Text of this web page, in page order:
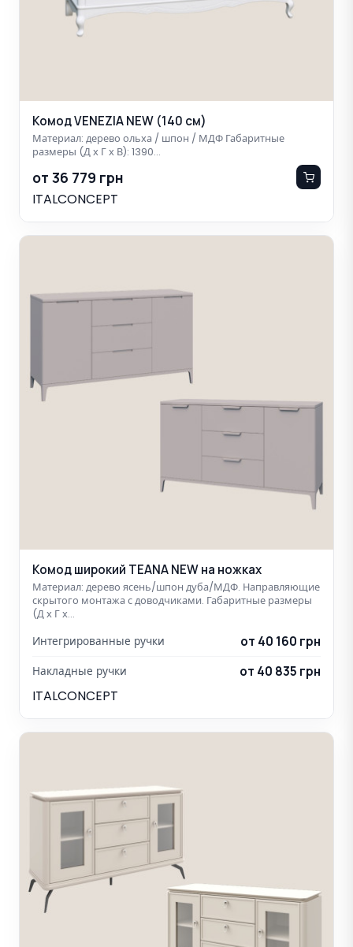
Комод VENEZIA NEW (140 см)
Материал: дерево ольха / шпон / МДФ Габаритные
размеры (Д х Г х В): 1390…
от 36 779 грн
ITALCONCEPT
Комод широкий TEANA NEW на ножках
Материал: дерево ясень/шпон дуба/МДФ. Направляющие
скрытого монтажа с доводчиками. Габаритные размеры
(Д х Г х…
Интегрированные ручки от 40 160 грн
Накладные ручки от 40 835 грн
ITALCONCEPT